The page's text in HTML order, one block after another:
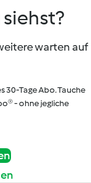
warten auf
30-Tage Abo. Tauche
- ohne jegliche